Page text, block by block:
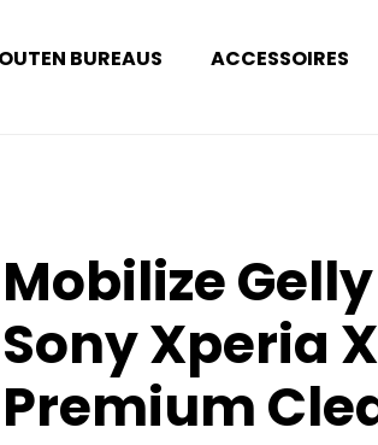
BUREAUS ACCESSOIRES
Mobilize
Sony Xperia
Premium